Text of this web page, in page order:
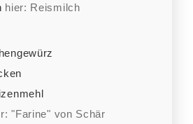
hier: Reismilch
"Farine" von Schär